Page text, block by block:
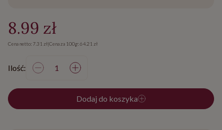
8.99 zł
Cena netto: 7.31 zł|Cena za 100g: 64.21 zł
Ilość:
Dodaj do koszyka